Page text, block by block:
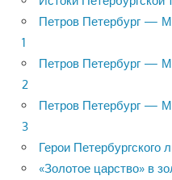
Петров Петербург —
1
Петров Петербург —
2
Петров Петербург —
3
Герои Петербургского
«Золотое царство» в